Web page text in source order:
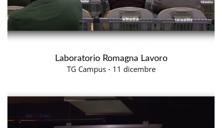
Laboratorio Romagna Lavoro
TG Campus - 11 dicembre